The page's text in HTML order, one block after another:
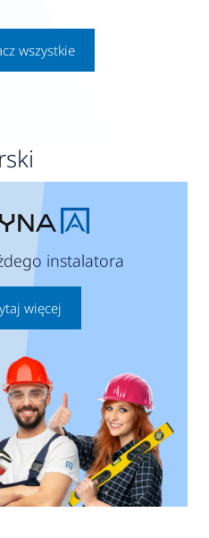
wszystkie
instalatora
więcej